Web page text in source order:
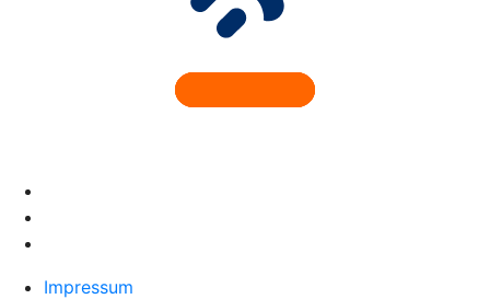
Impressum